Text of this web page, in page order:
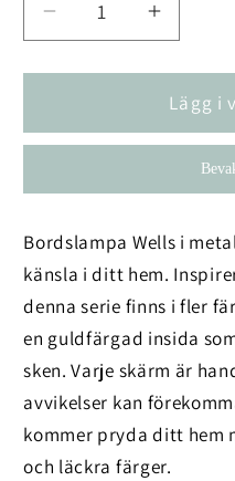
Minska
kvantitet
för
Bordslampa
Wells
Öka
kvantitet
för
Wells
Lägg i
Bordslampa Wells i
känsla i ditt hem.
denna serie finns i fler
en guldfärgad insida
sken. Varje skärm är
avvikelser kan
kommer pryda ditt hem
och läckra färger.